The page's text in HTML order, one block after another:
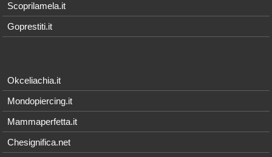
Scoprilamela.it
Goprestiti.it
Okceliachia.it
Mondopiercing.it
Mammaperfetta.it
Chesignifica.net